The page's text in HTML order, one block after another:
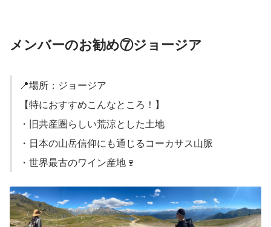
メンバーのお勧め⑦ジョージア
📍場所：ジョージア
【特におすすめこんなところ！】
・旧共産圏らしい荒涼とした土地
・日本の山岳信仰にも通じるコーカサス山脈
・世界最古のワイン産地🍷